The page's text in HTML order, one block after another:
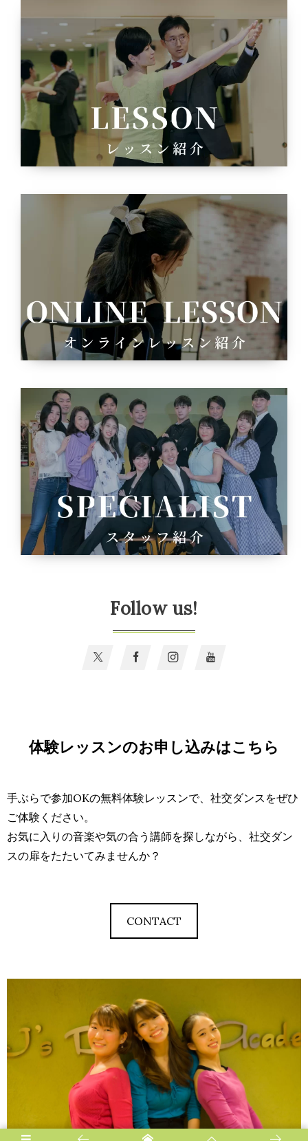
Follow us!
体験レッスンのお申し込みはこちら
手ぶらで参加OKの無料体験レッスンで、社交ダンスをぜひ
ご体験ください。
お気に入りの音楽や気の合う講師を探しながら、社交ダン
スの扉をたたいてみませんか？
CONTACT